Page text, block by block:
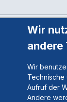
Wir
andere
Wir
Technische
Aufruf der
Andere